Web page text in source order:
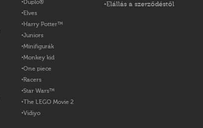
Duplo®
Elves
Harry Potter™
Juniors
Minifigurák
Monkey kid
One piece
Racers
Star Wars™
The LEGO Movie 2
Vidiyo
Elállás a szerződéstől